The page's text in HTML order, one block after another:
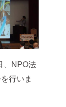
、NPO法
行いま